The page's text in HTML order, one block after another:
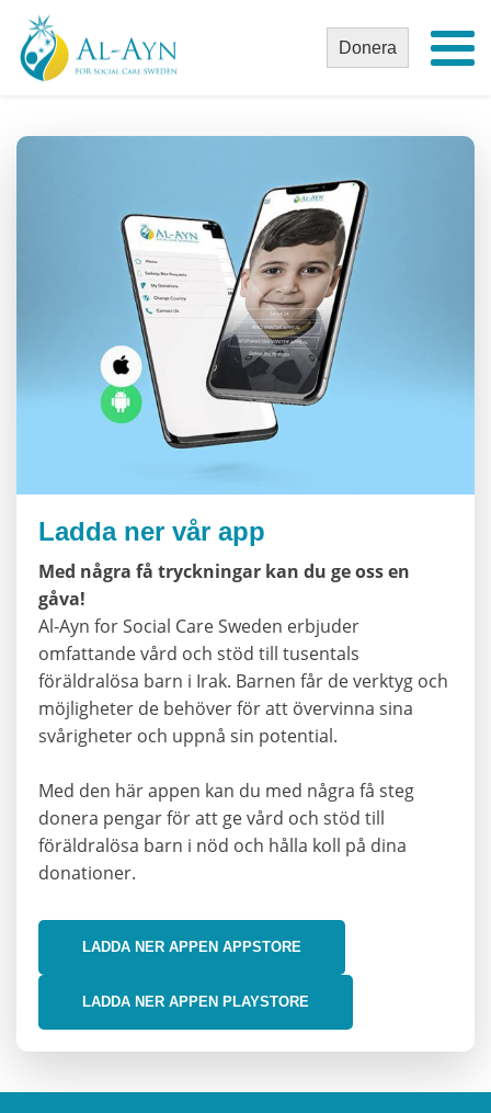
Donera
Ladda ner vår app
Med några få tryckningar kan du ge oss en
gåva!
Al-Ayn for Social Care Sweden erbjuder
omfattande vård och stöd till tusentals
föräldralösa barn i Irak. Barnen får de verktyg och
möjligheter de behöver för att övervinna sina
svårigheter och uppnå sin potential.
Med den här appen kan du med några få steg
donera pengar för att ge vård och stöd till
föräldralösa barn i nöd och hålla koll på dina
donationer.
LADDA NER APPEN APPSTORE
LADDA NER APPEN PLAYSTORE